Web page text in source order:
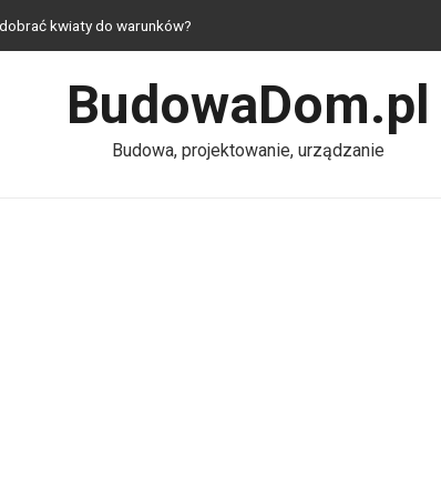
kwiaty do warunków?
praktyczne i estetyczne rozwiązania do domu
— komfort nawet na niewielkim metrażu
dlaczego ich jakość ma kluczowe znaczenie dla wydajności silnika?
BudowaDom.pl
Budowa, projektowanie, urządzanie